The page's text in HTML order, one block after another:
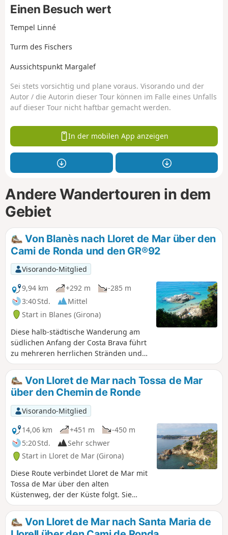
Einen Besuch wert
Tempel Linné
Turm des Fischers
Aussichtspunkt Margalef
Sei stets vorsichtig und plane voraus. Visorando und der
Autor / die Autorin dieser Tour können im Falle eines Unfalls
auf dieser Tour nicht haftbar gemacht werden.
In der mobilen App anzeigen
Andere Wandertouren in dem
Gebiet
Von Blanès nach Lloret de Mar über den
Cami de Ronda und den GR®92
Visorando-Mitglied
9,94 km
+292 m
-285 m
3:40 Std.
Mittel
Start in Blanes (Girona)
Diese halb-städtische Wanderung am
südlichen Anfang der Costa Brava führt
zu mehreren herrlichen Stränden und
Buchten im Abschnitt zwischen Blanès
und Lloret de Mar. Ein nicht
unerheblicher Teil verläuft auf
asphaltierten Straßen in Wohngebieten,
zumal ein Teil des ursprünglichen Cami
de Ronda aus Sicherheitsgründen
gesperrt wurde. Dieser Nachteil wird
jedoch durch die Entdeckung
zahlreicher Aussichtspunkte und
Strände aller Größen mehr als
ausgeglichen, die wunderbare
Badeplätze und mögliche
Rastmöglichkeiten bieten. Um diese
Tour in vollen Zügen genießen zu
können, sollte man nach Möglichkeit die
Sommermonate und die Wochenenden
Von Lloret de Mar nach Tossa de Mar
über den Chemin de Ronde
Visorando-Mitglied
14,06 km
+451 m
-450 m
5:20 Std.
Sehr schwer
Start in Lloret de Mar (Girona)
Diese Route verbindet Lloret de Mar mit
Tossa de Mar über den alten
Küstenweg, der der Küste folgt. Sie
bietet zahlreiche Ausblicke sowie die
Durchquerung vieler mehr oder
weniger steiler Buchten. Der Abschnitt
Von Lloret de Mar nach Santa Maria de